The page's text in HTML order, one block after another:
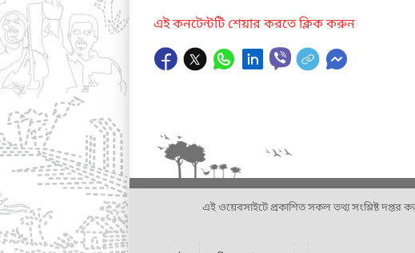
এই কনটেন্টটি শেয়ার করতে ক্লিক করুন
এই ওয়েবসাইটে প্রকাশিত সকল তথ্য সংশ্লিষ্ট দপ্তর